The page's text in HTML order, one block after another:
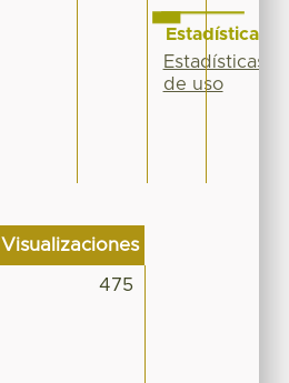
Visualizaciones
475
Estadísticas
Estadísticas
de uso